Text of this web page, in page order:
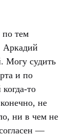
по тем
Аркадий
Могу судить
и по
то
не
ни в чем не
—